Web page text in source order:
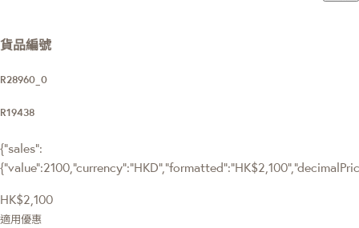
貨品編號
R28960_0
R19438
{"sales":
HK$2,100
適用優惠